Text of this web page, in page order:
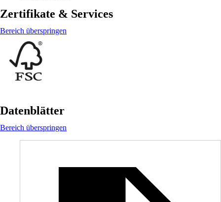
Zertifikate & Services
Bereich überspringen
Datenblätter
Bereich überspringen